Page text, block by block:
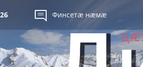
Финсетæ нæмæ